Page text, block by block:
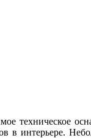
техническое
в интерьере.